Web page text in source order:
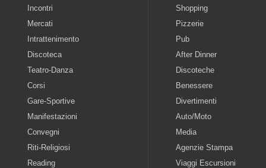
Incontri
Mercati
Intrattenimento
Discoteca
Teatro-Danza
Corsi
Gare-Sportive
Manifestazioni
Convegni
Riti-Religiosi
Reading
Shopping
Pizzerie
Pub
After Dinner
Discoteche
Benessere
Divertimenti
Auto/Moto
Media
Agenzie Stampa
Viaggi Escursioni